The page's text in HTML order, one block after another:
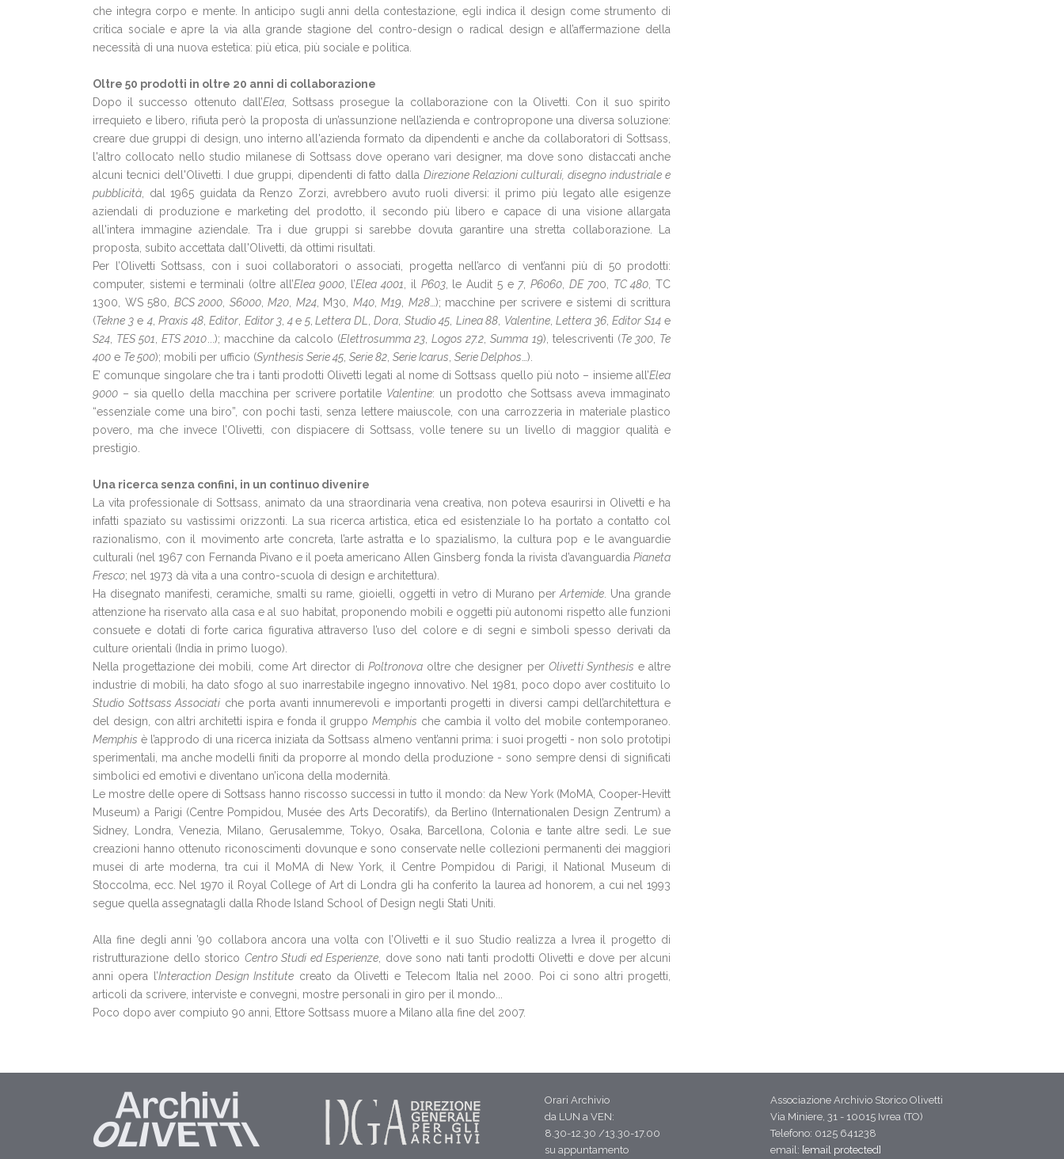
che integra corpo e mente. In anticipo sugli anni della contestazione, egli indica il design come strumento di
critica sociale e apre la via alla grande stagione del contro-design o radical design e all’affermazione della
necessità di una nuova estetica: più etica, più sociale e politica.
Oltre 50 prodotti in oltre 20 anni di collaborazione
Dopo il successo ottenuto dall’Elea, Sottsass prosegue la collaborazione con la Olivetti. Con il suo spirito
irrequieto e libero, rifiuta però la proposta di un’assunzione nell’azienda e contropropone una diversa soluzione:
creare due gruppi di design, uno interno all'azienda formato da dipendenti e anche da collaboratori di Sottsass,
l'altro collocato nello studio milanese di Sottsass dove operano vari designer, ma dove sono distaccati anche
alcuni tecnici dell'Olivetti. I due gruppi, dipendenti di fatto dallaDirezione Relazioni culturali, disegno industriale e
pubblicità , dal 1965 guidata da Renzo Zorzi, avrebbero avuto ruoli diversi: il primo più legato alle esigenze
aziendali di produzione e marketing del prodotto, il secondo più libero e capace di una visione allargata
all'intera immagine aziendale. Tra i due gruppi si sarebbe dovuta garantire una stretta collaborazione. La
proposta, subito accettata dall'Olivetti, dà ottimi risultati.
Per l’Olivetti Sottsass, con i suoi collaboratori o associati, progetta nell’arco di vent’anni più di 50 prodotti:
computer, sistemi e terminali (oltre all’Elea 9000, l’Elea 4001 , il P603, le Audit 5 e 7,P6060 DE 700, TC 480 , TC
1300, WS 580, BCS 2000 S6000, M20 M24, M30, M40, M19 M28…); macchine per scrivere e sistemi di scrittura
(Tekne 3e4, Praxis 48, Editor Editor 3 4e 5, Lettera DL Dora Studio 45 Linea 88 Valentine, Lettera 36, Editor S14e
S24 TES 501 ,ETS 2010 ...); macchine da calcolo (Elettrosumma 23 ,Logos 27.2 ,Summa 19), telescriventi (Te 300, Te
400 e Te 500); mobili per ufficio (Synthesis Serie 45 Serie 82 Serie Icarus Serie Delphos …).
E’ comunque singolare che tra i tanti prodotti Olivetti legati al nome di Sottsass quello più noto – insieme all’Elea
9000 – sia quello della macchina per scrivere portatile Valentine: un prodotto che Sottsass aveva immaginato
“essenziale come una biro”, con pochi tasti, senza lettere maiuscole, con una carrozzeria in materiale plastico
povero, ma che invece l’Olivetti, con dispiacere di Sottsass, volle tenere su un livello di maggior qualità e
prestigio.
Una ricerca senza confini, in un continuo divenire
La vita professionale di Sottsass, animato da una straordinaria vena creativa, non poteva esaurirsi in Olivetti e ha
infatti spaziato su vastissimi orizzonti. La sua ricerca artistica, etica ed esistenziale lo ha portato a contatto col
razionalismo, con il movimento arte concreta, l’arte astratta e lo spazialismo, la cultura pop e le avanguardie
culturali (nel 1967 con Fernanda Pivano e il poeta americano Allen Ginsberg fonda la rivista d’avanguardia Pianeta
Fresco; nel 1973 dà vita a una contro-scuola di design e architettura).
Ha disegnato manifesti, ceramiche, smalti su rame, gioielli, oggetti in vetro di Murano per Artemide . Una grande
attenzione ha riservato alla casa e al suo habitat, proponendo mobili e oggetti più autonomi rispetto alle funzioni
consuete e dotati di forte carica figurativa attraverso l’uso del colore e di segni e simboli spesso derivati da
culture orientali (India in primo luogo).
Nella progettazione dei mobili, come Art director di Poltronova oltre che designer per Olivetti Synthesis e altre
industrie di mobili, ha dato sfogo al suo inarrestabile ingegno innovativo. Nel 1981, poco dopo aver costituito lo
Studio Sottsass Associati che porta avanti innumerevoli e importanti progetti in diversi campi dell’architettura e
del design, con altri architetti ispira e fonda il gruppoMemphis che cambia il volto del mobile contemporaneo.
Memphis è l’approdo di una ricerca iniziata da Sottsass almeno vent’anni prima: i suoi progetti - non solo prototipi
sperimentali, ma anche modelli finiti da proporre al mondo della produzione - sono sempre densi di significati
simbolici ed emotivi e diventano un’icona della modernità.
Le mostre delle opere di Sottsass hanno riscosso successi in tutto il mondo: da New York (MoMA, Cooper-Hevitt
Museum) a Parigi (Centre Pompidou, Musée des Arts Decoratifs), da Berlino (Internationalen Design Zentrum) a
Sidney, Londra, Venezia, Milano, Gerusalemme, Tokyo, Osaka, Barcellona, Colonia e tante altre sedi. Le sue
creazioni hanno ottenuto riconoscimenti dovunque e sono conservate nelle collezioni permanenti dei maggiori
musei di arte moderna, tra cui il MoMA di New York, il Centre Pompidou di Parigi, il National Museum di
Stoccolma, ecc. Nel 1970 il Royal College of Art di Londra gli ha conferito la laurea ad honorem, a cui nel 1993
segue quella assegnatagli dalla Rhode Island School of Design negli Stati Uniti.
Alla fine degli anni ’90 collabora ancora una volta con l’Olivetti e il suo Studio realizza a Ivrea il progetto di
ristrutturazione dello storico Centro Studi ed Esperienze , dove sono nati tanti prodotti Olivetti e dove per alcuni
anni opera l’Interaction Design Institute creato da Olivetti e Telecom Italia nel 2000. Poi ci sono altri progetti,
articoli da scrivere, interviste e convegni, mostre personali in giro per il mondo...
Poco dopo aver compiuto 90 anni, Ettore Sottsass muore a Milano alla fine del 2007.
Orari Archivio
da LUN a VEN:
8.30-12.30 /13.30-17.00
su appuntamento
Associazione Archivio Storico Olivetti
Via Miniere, 31 - 10015 Ivrea (TO)
Telefono: 0125 641238
email: [email protected]